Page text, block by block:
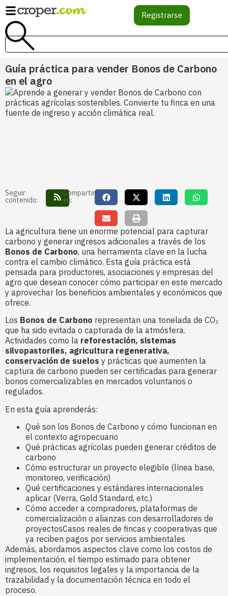
Registrarse
Guía práctica para vender Bonos de Carbono
en el agro
Seguir
contenido:
Compartir
en:
La agricultura tiene un enorme potencial para capturar
carbono y generar ingresos adicionales a través de los
Bonos de Carbono, una herramienta clave en la lucha
contra el cambio climático. Esta guía práctica está
pensada para productores, asociaciones y empresas del
agro que desean conocer cómo participar en este mercado
y aprovechar los beneficios ambientales y económicos que
ofrece.
Los Bonos de Carbono representan una tonelada de CO₂
que ha sido evitada o capturada de la atmósfera.
Actividades como la reforestación, sistemas
silvopastoriles, agricultura regenerativa,
conservación de suelos y prácticas que aumenten la
captura de carbono pueden ser certificadas para generar
bonos comercializables en mercados voluntarios o
regulados.
En esta guía aprenderás:
Qué son los Bonos de Carbono y cómo funcionan en
el contexto agropecuario
Qué prácticas agrícolas pueden generar créditos de
carbono
Cómo estructurar un proyecto elegible (línea base,
monitoreo, verificación)
Qué certificaciones y estándares internacionales
aplicar (Verra, Gold Standard, etc.)
Cómo acceder a compradores, plataformas de
comercialización o alianzas con desarrolladores de
proyectosCasos reales de fincas y cooperativas que
ya reciben pagos por servicios ambientales
Además, abordamos aspectos clave como los costos de
implementación, el tiempo estimado para obtener
ingresos, los requisitos legales y la importancia de la
trazabilidad y la documentación técnica en todo el
proceso.